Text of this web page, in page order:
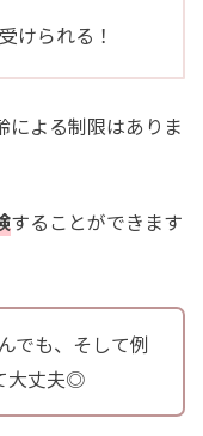
けられる！
よる制限はありま
することができます
でも、そして例
大丈夫◎